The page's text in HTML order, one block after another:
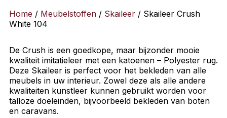
Home / Meubelstoffen / Skaileer / Skaileer Crush
White 104
De Crush is een goedkope, maar bijzonder mooie
kwaliteit imitatieleer met een katoenen – Polyester rug.
Deze Skaileer is perfect voor het bekleden van alle
meubels in uw interieur. Zowel deze als alle andere
kwaliteiten kunstleer kunnen gebruikt worden voor
talloze doeleinden, bijvoorbeeld bekleden van boten
en caravans.